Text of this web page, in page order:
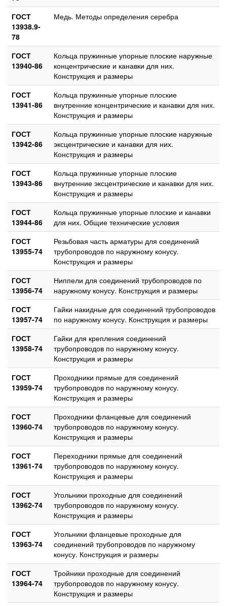
ГОСТ
13938.9-
78
Медь. Методы определения серебра
ГОСТ
13940-86
Кольца пружинные упорные плоские наружные
концентрические и канавки для них.
Конструкция и размеры
ГОСТ
13941-86
Кольца пружинные упорные плоские
внутренние концентрические и канавки для них.
Конструкция и размеры
ГОСТ
13942-86
Кольца пружинные упорные плоские наружные
эксцентрические и канавки для них.
Конструкция и размеры
ГОСТ
13943-86
Кольца пружинные упорные плоские
внутренние эксцентрические и канавки для них.
Конструкция и размеры
ГОСТ
13944-86
Кольца пружинные упорные плоские и канавки
для них. Общие технические условия
ГОСТ
13955-74
Резьбовая часть арматуры для соединений
трубопроводов по наружному конусу.
Конструкция и размеры
ГОСТ
13956-74
Ниппели для соединений трубопроводов по
наружному конусу. Конструкция и размеры
ГОСТ
13957-74
Гайки накидные для соединений трубопроводов
по наружному конусу. Конструкция и размеры
ГОСТ
13958-74
Гайки для крепления соединений
трубопроводов по наружному конусу.
Конструкция и размеры
ГОСТ
13959-74
Проходники прямые для соединений
трубопроводов по наружному конусу.
Конструкция и размеры
ГОСТ
13960-74
Проходники фланцевые для соединений
трубопроводов по наружному конусу.
Конструкция и размеры
ГОСТ
13961-74
Переходники прямые для соединений
трубопроводов по наружному конусу.
Конструкция и размеры
ГОСТ
13962-74
Угольники проходные для соединений
трубопроводов по наружному конусу.
Конструкция и размеры
ГОСТ
13963-74
Угольники фланцевые проходные для
соединений трубопроводов по наружному
конусу. Конструкция и размеры
ГОСТ
13964-74
Тройники проходные для соединений
трубопроводов по наружному конусу.
Конструкция и размеры